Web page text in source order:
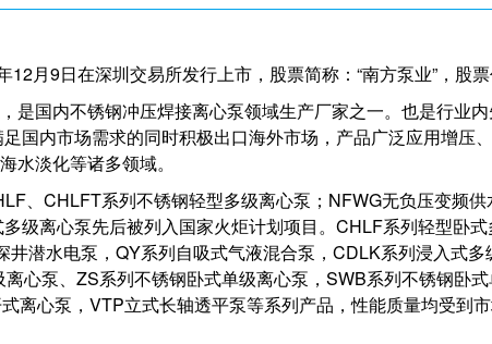
9日在深圳交易所发行上市，股票简称：“南方泵业”，股票
国内不锈钢冲压焊接离心泵领域生产厂家之一。也是行业
内市场需求的同时积极出口海外市场，产品广泛应用增压、
水淡化等诸多领域。
、CHLFT系列不锈钢轻型多级离心泵；NFWG无负压变频
离心泵先后被列入国家火炬计划项目。CHLF系列轻型卧式
潜水电泵，QY系列自吸式气液混合泵，CDLK系列浸入式
心泵、ZS系列不锈钢卧式单级离心泵，SWB系列不锈钢卧
心泵，VTP立式长轴透平泵等系列产品，性能质量均受到